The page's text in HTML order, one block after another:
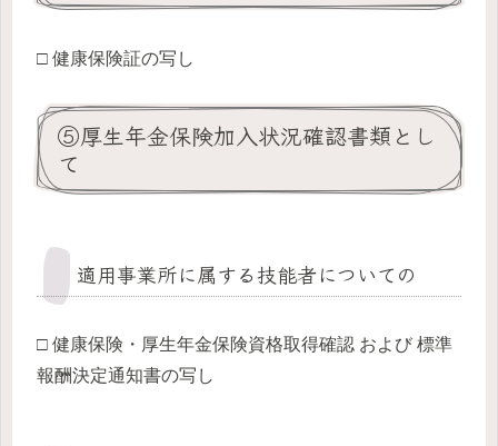
□ 健康保険証の写し
⑤厚生年金保険加入状況確認書類とし
て
適用事業所に属する技能者についての
□ 健康保険・厚生年金保険資格取得確認 および 標準
報酬決定通知書の写し